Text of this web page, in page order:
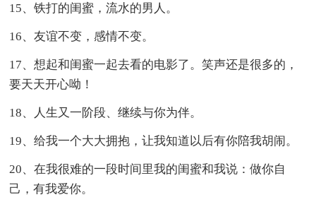
15、铁打的闺蜜，流水的男人。
16、友谊不变，感情不变。
17、想起和闺蜜一起去看的电影了。笑声还是很多的，
要天天开心呦！
18、人生又一阶段、继续与你为伴。
19、给我一个大大拥抱，让我知道以后有你陪我胡闹。
20、在我很难的一段时间里我的闺蜜和我说：做你自
己，有我爱你。